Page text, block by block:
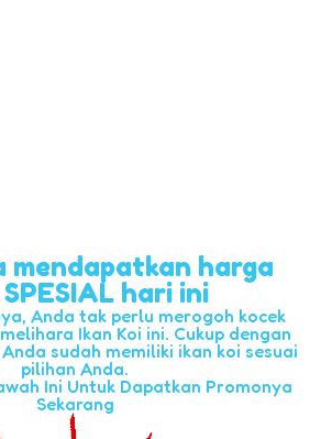
mendapatkan harga
hari ini
Anda tak perlu merogoh kocek
Ikan Koi ini. Cukup dengan
sudah memiliki ikan koi sesuai
pilihan Anda.
Ini Untuk Dapatkan Promonya
Sekarang